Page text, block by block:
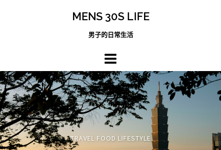
MENS 30S LIFE
男子的日常生活
TRAVEL FOOD LIFESTYLE